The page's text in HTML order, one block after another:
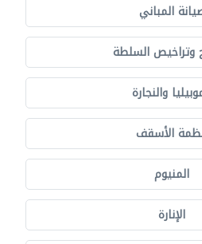
المباني
وتراخيص السلطة
والنجارة
الأسقف
المنيوم
الإنارة